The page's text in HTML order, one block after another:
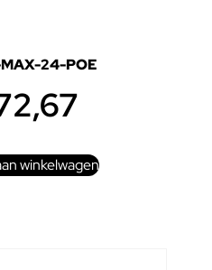
24-POE
winkelwagen